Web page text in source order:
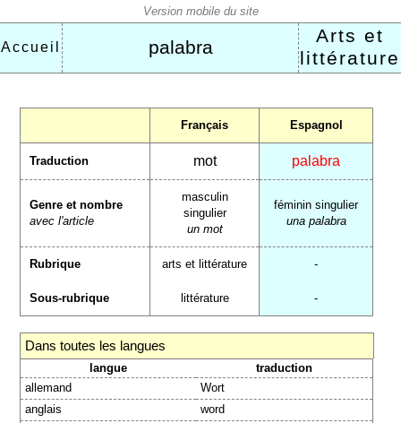
Accueil palabra
Arts et
littérature
Français Espagnol
Traduction mot palabra
Genre et nombre
avec l'article
masculin
singulier
un mot
féminin singulier
una palabra
Rubrique arts et littérature -
Sous-rubrique littérature -
Dans toutes les langues
langue
traduction
allemand
Wort
anglais
word